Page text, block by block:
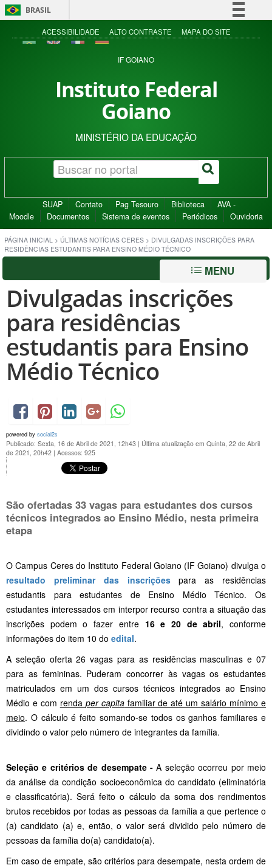
BRASIL
Simplifique!
Acesso à informação
ACESSIBILIDADE ALTO CONTRASTE MAPA DO SITE
IF GOIANO
Instituto Federal
Goiano
MINISTÉRIO DA EDUCAÇÃO
SUAP Contato Pag Tesouro Biblioteca
AVA -
Moodle
Documentos Sistema de eventos Periódicos Ouvidoria
PÁGINA INICIAL > ÚLTIMAS NOTÍCIAS CERES > DIVULGADAS INSCRIÇÕES PARA
RESIDÊNCIAS ESTUDANTIS PARA ENSINO MÉDIO TÉCNICO
MENU
Divulgadas inscrições
para residências
estudantis para Ensino
Médio Técnico
powered by social2s
Publicado: Sexta, 16 de Abril de 2021, 12h43 | Última atualização em Quinta, 22 de Abril
de 2021, 20h42 | Acessos: 925
São ofertadas 33 vagas para estudantes dos cursos
técnicos integrados ao Ensino Médio, nesta primeira
etapa
O Campus Ceres do Instituto Federal Goiano (IF Goiano) divulga o
resultado preliminar das inscriçõespara as residências
estudantis para estudantes de Ensino Médio Técnico. Os
estudantes interessados em interpor recurso contra a situação das
inscrições podem o fazer entre 16 e 20 de abril, conforme
informações do item 10 do edital.
A seleção oferta 26 vagas para as residências masculinas e 07
para as femininas. Puderam concorrer às vagas os estudantes
matriculados em um dos cursos técnicos integrados ao Ensino
Médio e com renda per capitafamiliar de até um salário mínimo e
meio. O cálculo é feito somando-se todos os ganhos familiares e
dividindo o valor pelo número de integrantes da família.
Seleção e critérios de desempate - A seleção ocorreu por meio
da análise da condição socioeconômica do candidato (eliminatória
e classificatória). Será feito o cálculo da soma dos rendimentos
brutos recebidos por todas as pessoas da família a que pertence o
(a) candidato (a) e, então, o valor será dividido pelo número de
pessoas da família do(a) candidato(a).
Em caso de empate, são critérios para desempate, nesta ordem de